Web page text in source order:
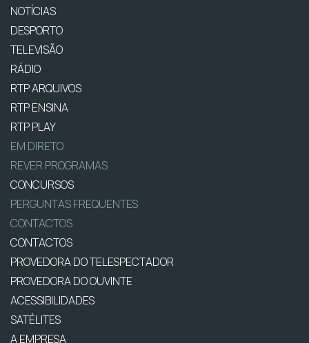
NOTÍCIAS
DESPORTO
TELEVISÃO
RÁDIO
RTP ARQUIVOS
RTP ENSINA
RTP PLAY
EM DIRETO
REVER PROGRAMAS
CONCURSOS
PERGUNTAS FREQUENTES
CONTACTOS
CONTACTOS
PROVEDORA DO TELESPECTADOR
PROVEDORA DO OUVINTE
ACESSIBILIDADES
SATÉLITES
A EMPRESA